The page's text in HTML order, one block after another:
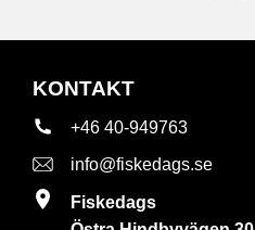
KONTAKT
+46 40-949763
info@fiskedags.se
Fiskedags